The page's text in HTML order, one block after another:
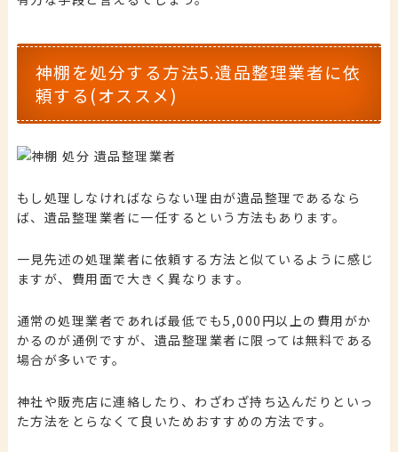
神棚を処分する方法5.遺品整理業者に依
頼する(オススメ)
もし処理しなければならない理由が遺品整理であるなら
ば、遺品整理業者に一任するという方法もあります。
一見先述の処理業者に依頼する方法と似ているように感じ
ますが、費用面で大きく異なります。
通常の処理業者であれば最低でも5,000円以上の費用がか
かるのが通例ですが、遺品整理業者に限っては無料である
場合が多いです。
神社や販売店に連絡したり、わざわざ持ち込んだりといっ
た方法をとらなくて良いためおすすめの方法です。